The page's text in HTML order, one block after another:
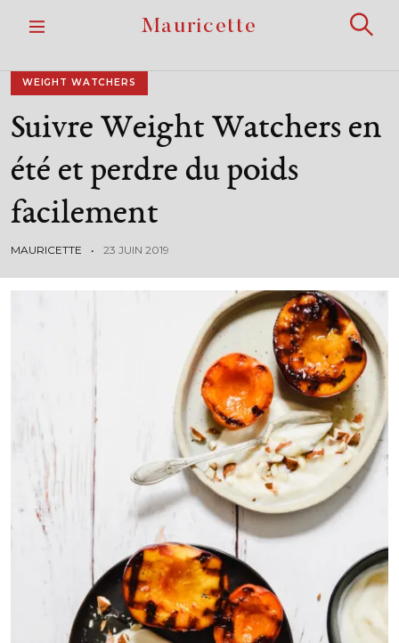
Mauricette
h
e
WEIGHT WATCHERS
SuivreWeightWatchersen
étéetperdredupoids
facilement
MAURICETTE 23 JUIN 2019